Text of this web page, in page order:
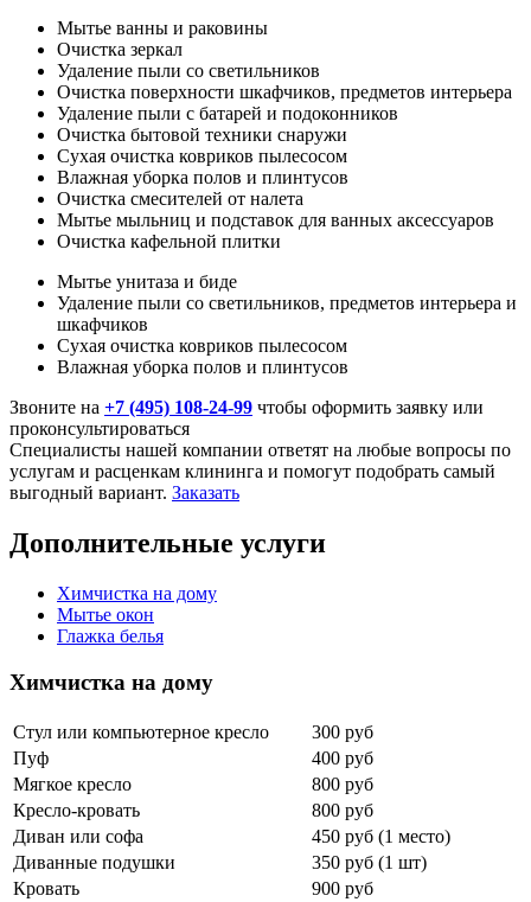
Мытье ванны и раковины
Очистка зеркал
Удаление пыли со светильников
Очистка поверхности шкафчиков, предметов интерьера
Удаление пыли с батарей и подоконников
Очистка бытовой техники снаружи
Сухая очистка ковриков пылесосом
Влажная уборка полов и плинтусов
Очистка смесителей от налета
Мытье мыльниц и подставок для ванных аксессуаров
Очистка кафельной плитки
Мытье унитаза и биде
Удаление пыли со светильников, предметов интерьера и
шкафчиков
Сухая очистка ковриков пылесосом
Влажная уборка полов и плинтусов
Звоните на +7 (495) 108-24-99 чтобы оформить заявку или
проконсультироваться
Специалисты нашей компании ответят на любые вопросы по
услугам и расценкам клининга и помогут подобрать самый
выгодный вариант. Заказать
Дополнительные услуги
Химчистка на дому
Мытье окон
Глажка белья
Химчистка на дому
Стул или компьютерное кресло
300 руб
Пуф
400 руб
Мягкое кресло
800 руб
Кресло-кровать
800 руб
Диван или софа
450 руб (1 место)
Диванные подушки
350 руб (1 шт)
Кровать
900 руб